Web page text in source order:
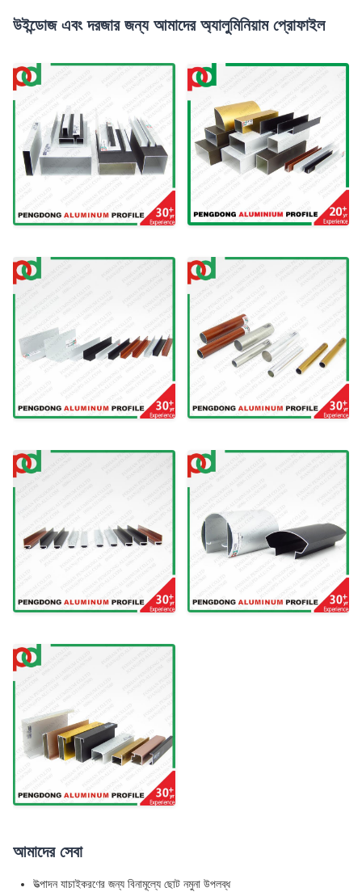
উইন্ডোজ এবং দরজার জন্য আমাদের অ্যালুমিনিয়াম প্রোফাইল
আমাদের সেবা
উত্পাদন যাচাইকরণের জন্য বিনামূল্যে ছোট নমুনা উপলব্ধ